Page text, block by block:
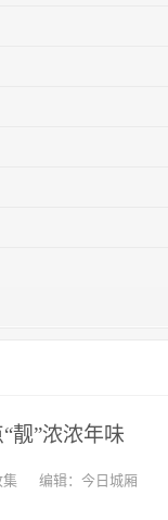
靓”浓浓年味
集 编辑：今日城厢